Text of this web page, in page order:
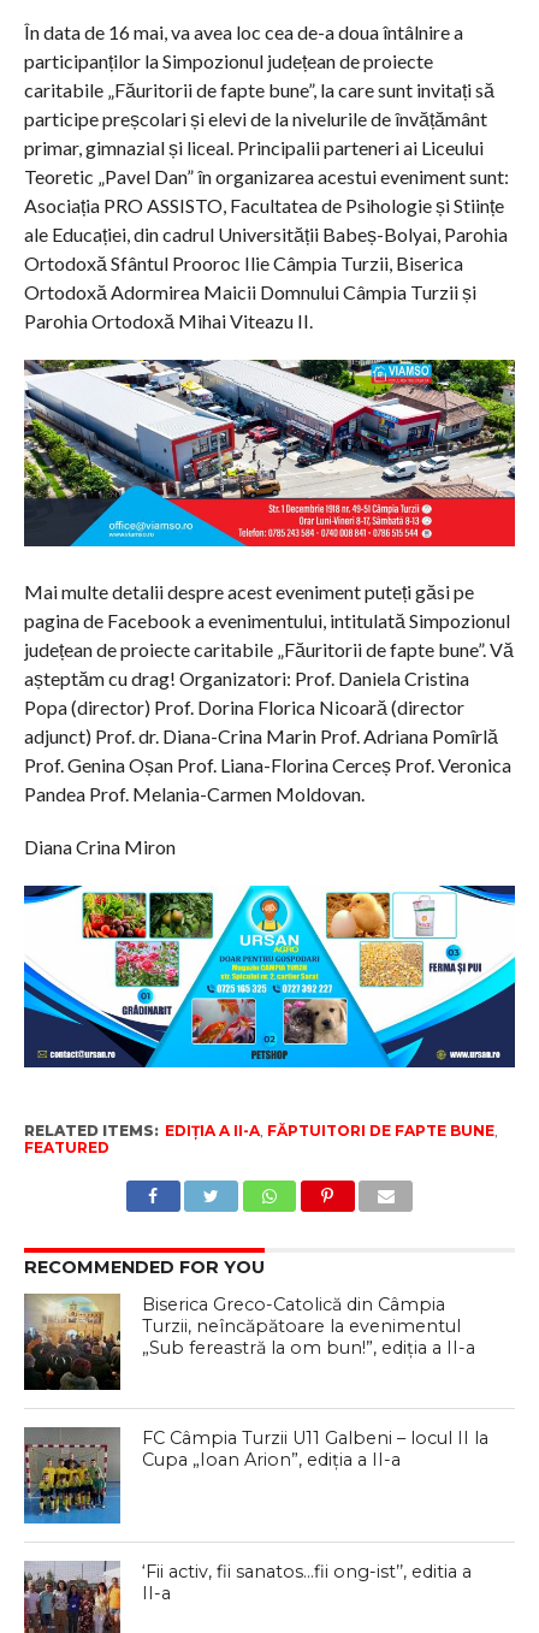
În data de 16 mai, va avea loc cea de-a doua întâlnire a
participanților la Simpozionul județean de proiecte
caritabile „Făuritorii de fapte bune”, la care sunt invitați să
participe preșcolari și elevi de la nivelurile de învățământ
primar, gimnazial și liceal. Principalii parteneri ai Liceului
Teoretic „Pavel Dan” în organizarea acestui eveniment sunt:
Asociația PRO ASSISTO, Facultatea de Psihologie și Stiințe
ale Educației, din cadrul Universității Babeș-Bolyai, Parohia
Ortodoxă Sfântul Prooroc Ilie Câmpia Turzii, Biserica
Ortodoxă Adormirea Maicii Domnului Câmpia Turzii și
Parohia Ortodoxă Mihai Viteazu II.
Mai multe detalii despre acest eveniment puteți găsi pe
pagina de Facebook a evenimentului, intitulată Simpozionul
județean de proiecte caritabile „Făuritorii de fapte bune”. Vă
așteptăm cu drag! Organizatori: Prof. Daniela Cristina
Popa (director) Prof. Dorina Florica Nicoară (director
adjunct) Prof. dr. Diana-Crina Marin Prof. Adriana Pomîrlă
Prof. Genina Oșan Prof. Liana-Florina Cerceș Prof. Veronica
Pandea Prof. Melania-Carmen Moldovan.
Diana Crina Miron
RELATED ITEMS: EDIȚIA A II-A, FĂPTUITORI DE FAPTE BUNE,
FEATURED
RECOMMENDED FOR YOU
Biserica Greco-Catolică din Câmpia
Turzii, neîncăpătoare la evenimentul
„Sub fereastră la om bun!”, ediția a II-a
FC Câmpia Turzii U11 Galbeni – locul II la
Cupa „Ioan Arion”, ediția a II-a
‘Fii activ, fii sanatos…fii ong-ist’’, editia a
II-a